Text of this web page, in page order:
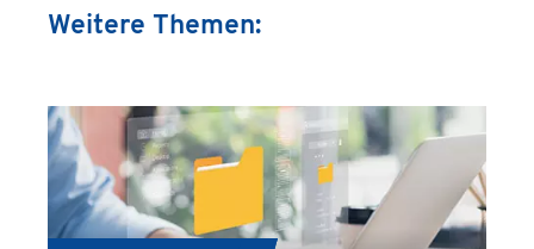
Weitere Themen: